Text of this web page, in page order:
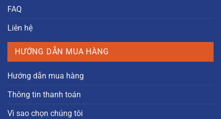
FAQ
Liên hệ
HƯỚNG DẪN MUA HÀNG
Hướng dẫn mua hàng
Thông tin thanh toán
Vì sao chọn chúng tôi